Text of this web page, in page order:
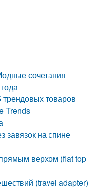
сочетания
трендовых товаров
Trends
завязок на спине
верхом (flat top
(travel adapter)